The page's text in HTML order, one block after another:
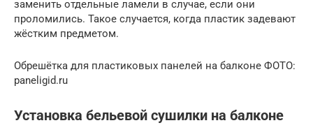
заменить отдельные ламели в случае, если они
проломились. Такое случается, когда пластик задевают
жёстким предметом.
Обрешётка для пластиковых панелей на балконе ФОТО:
paneligid.ru
Установка бельевой сушилки на балконе